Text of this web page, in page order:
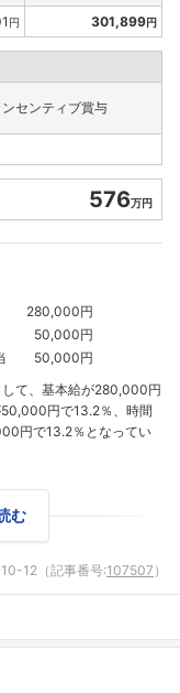
円 301,899円
ンセンティブ賞与
576万円
280,000円
50,000円
50,000円
て、基本給が280,000円
円で13.2％、時間
円で13.2％となってい
む
12 （記事番号:107507 ）